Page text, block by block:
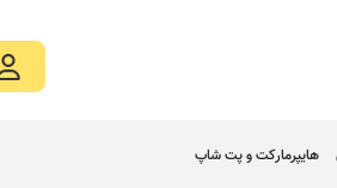
هایپرمارکت و پت شاپ